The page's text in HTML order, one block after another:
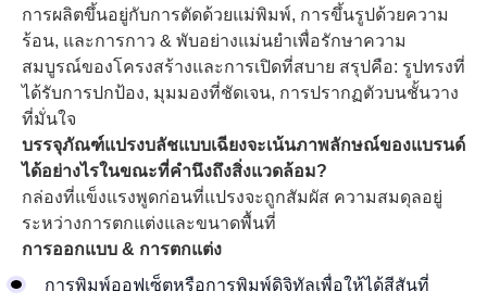
การผลิตขึ้นอยู่กับการตัดด้วยแม่พิมพ์, การขึ้นรูปด้วยความ
ร้อน, และการกาว & พับอย่างแม่นยำเพื่อรักษาความ
สมบูรณ์ของโครงสร้างและการเปิดที่สบาย สรุปคือ: รูปทรงที่
ได้รับการปกป้อง, มุมมองที่ชัดเจน, การปรากฏตัวบนชั้นวาง
ที่มั่นใจ
บรรจุภัณฑ์แปรงบลัชแบบเฉียงจะเน้นภาพลักษณ์ของแบรนด์
ได้อย่างไรในขณะที่คำนึงถึงสิ่งแวดล้อม?
กล่องที่แข็งแรงพูดก่อนที่แปรงจะถูกสัมผัส ความสมดุลอยู่
ระหว่างการตกแต่งและขนาดพื้นที่
การออกแบบ & การตกแต่ง
การพิมพ์ออฟเซ็ตหรือการพิมพ์ดิจิทัลเพื่อให้ได้สีสันที่